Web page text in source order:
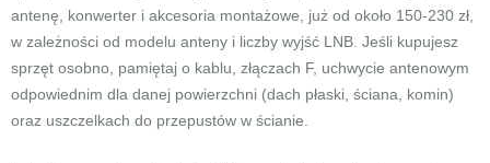
antenę, konwerter i akcesoria montażowe, już od około 150-230 zł,
w zależności od modelu anteny i liczby wyjść LNB. Jeśli kupujesz
sprzęt osobno, pamiętaj o kablu, złączach F, uchwycie antenowym
odpowiednim dla danej powierzchni (dach płaski, ściana, komin)
oraz uszczelkach do przepustów w ścianie.